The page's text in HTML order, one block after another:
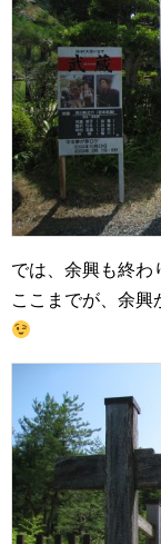
では、余興も終わ
ここまでが、余興